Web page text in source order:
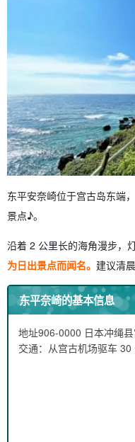
东平安奈崎位于宫古岛东端
景点♪。
沿着 2 公里长的海角漫步，
为日出景点而闻名。 建议清
东平奈崎的基本信息
地址906-0000 日本冲绳
交通：从宫古机场驱车 30